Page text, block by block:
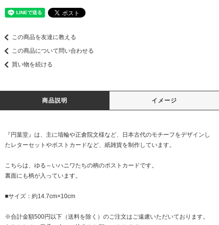
この商品を友達に教える
この商品について問い合わせる
買い物を続ける
商品説明 イメージ
『円葉堂』は、主に埴輪や正倉院文様など、日本古代のモチーフをデザインし
たレターセットやポストカードなど、紙雑貨を制作しています。
こちらは、ゆる～いハニワたちの柄のポストカードです。
裏面にも柄が入っています。
■サイズ：約14.7cm×10cm
※合計金額500円以下（送料を除く）のご注文はご遠慮いただいております。